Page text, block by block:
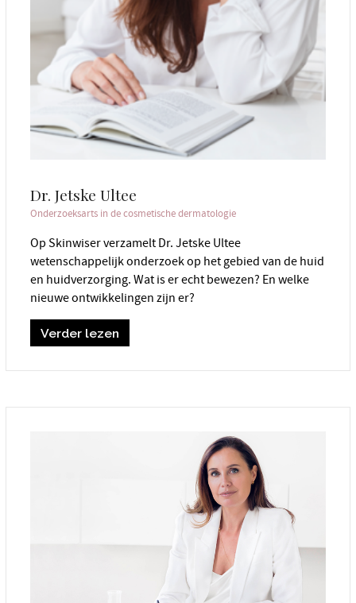
Dr. Jetske Ultee
Onderzoeksarts in de cosmetische dermatologie
Op Skinwiser verzamelt Dr. Jetske Ultee
wetenschappelijk onderzoek op het gebied van de huid
en huidverzorging. Wat is er echt bewezen? En welke
nieuwe ontwikkelingen zijn er?
Verder lezen